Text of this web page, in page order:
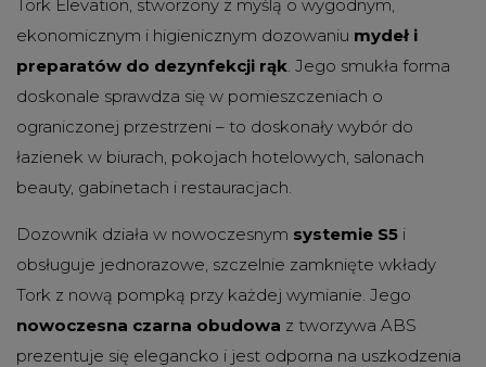
Tork Elevation, stworzony z myślą o wygodnym,
ekonomicznym i higienicznym dozowaniu mydeł i
preparatów do dezynfekcji rąk . Jego smukła forma
doskonale sprawdza się w pomieszczeniach o
ograniczonej przestrzeni – to doskonały wybór do
łazienek w biurach, pokojach hotelowych, salonach
beauty, gabinetach i restauracjach.
Dozownik działa w nowoczesnym systemie S5 i
obsługuje jednorazowe, szczelnie zamknięte wkłady
Tork z nową pompką przy każdej wymianie. Jego
nowoczesna czarna obudowa z tworzywa ABS
prezentuje się elegancko i jest odporna na uszkodzenia